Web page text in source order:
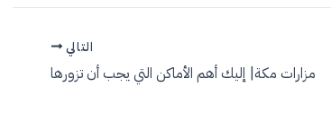
التالي
مزارات مكة| إليك أهم الأماكن التي يجب أن تزورها